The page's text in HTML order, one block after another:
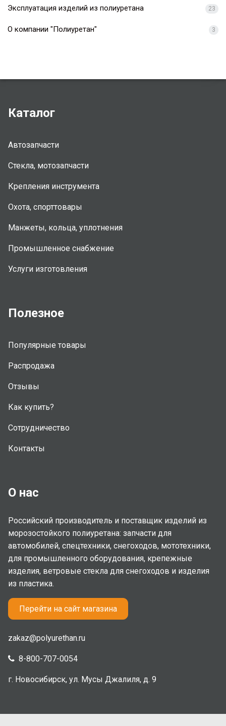
Эксплуатация изделий из полиуретана 23
О компании "Полиуретан" 3
Каталог
Автозапчасти
Стекла, мотозапчасти
Крепления инструмента
Охота, спорттовары
Манжеты, кольца, уплотнения
Промышленное снабжение
Услуги изготовления
Полезное
Популярные товары
Распродажа
Отзывы
Как купить?
Сотрудничество
Контакты
О нас
Российский производитель и поставщик изделий из
морозостойкого полиуретана: запчасти для
автомобилей, спецтехники, снегоходов, мототехники,
для промышленного оборудования, крепежные
изделия, ветровые стекла для снегоходов и изделия
из пластика.
Перейти на сайт магазина
zakaz@polyurethan.ru
8-800-707-0054
г. Новосибирск, ул. Мусы Джалиля, д. 9